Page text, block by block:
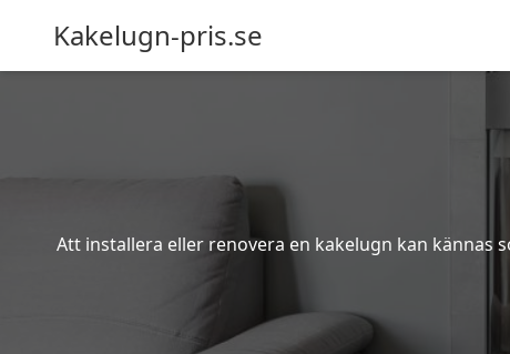
Kakelugn-pris.se
Att installera eller renovera en kakelugn kan